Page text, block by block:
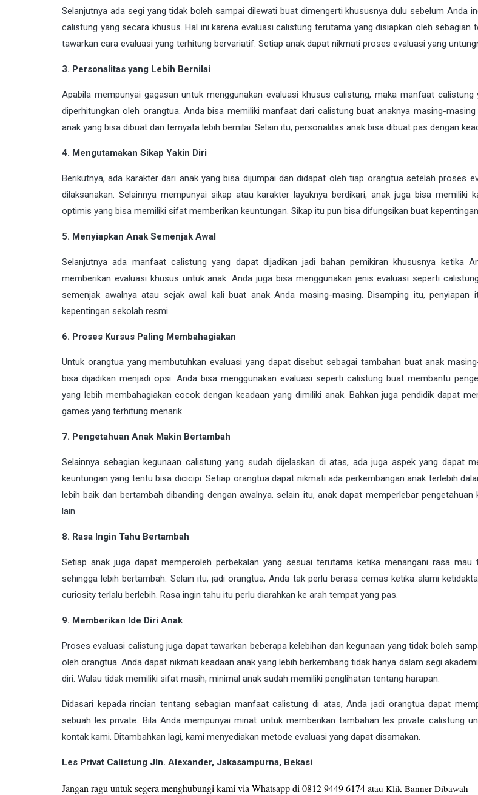
Selanjutnya ada segi yang tidak boleh sampai dilewati buat dimengerti khususnya dulu sebelum Anda
calistung yang secara khusus. Hal ini karena evaluasi calistung terutama yang disiapkan oleh sebagian
tawarkan cara evaluasi yang terhitung bervariatif. Setiap anak dapat nikmati proses evaluasi yang
3. Personalitas yang Lebih Bernilai
Apabila mempunyai gagasan untuk menggunakan evaluasi khusus calistung, maka manfaat calistung
diperhitungkan oleh orangtua. Anda bisa memiliki manfaat dari calistung buat anaknya masing-
anak yang bisa dibuat dan ternyata lebih bernilai. Selain itu, personalitas anak bisa dibuat pas dengan
4. Mengutamakan Sikap Yakin Diri
Berikutnya, ada karakter dari anak yang bisa dijumpai dan didapat oleh tiap orangtua setelah proses
dilaksanakan. Selainnya mempunyai sikap atau karakter layaknya berdikari, anak juga bisa memiliki
optimis yang bisa memiliki sifat memberikan keuntungan. Sikap itu pun bisa difungsikan buat
5. Menyiapkan Anak Semenjak Awal
Selanjutnya ada manfaat calistung yang dapat dijadikan jadi bahan pemikiran khususnya ketika
memberikan evaluasi khusus untuk anak. Anda juga bisa menggunakan jenis evaluasi seperti
semenjak awalnya atau sejak awal kali buat anak Anda masing-masing. Disamping itu, penyiapan
kepentingan sekolah resmi.
6. Proses Kursus Paling Membahagiakan
Untuk orangtua yang membutuhkan evaluasi yang dapat disebut sebagai tambahan buat anak
bisa dijadikan menjadi opsi. Anda bisa menggunakan evaluasi seperti calistung buat membantu
yang lebih membahagiakan cocok dengan keadaan yang dimiliki anak. Bahkan juga pendidik dapat
games yang terhitung menarik.
7. Pengetahuan Anak Makin Bertambah
Selainnya sebagian kegunaan calistung yang sudah dijelaskan di atas, ada juga aspek yang dapat
keuntungan yang tentu bisa dicicipi. Setiap orangtua dapat nikmati ada perkembangan anak terlebih
lebih baik dan bertambah dibanding dengan awalnya. selain itu, anak dapat memperlebar pengetahuan
lain.
8. Rasa Ingin Tahu Bertambah
Setiap anak juga dapat memperoleh perbekalan yang sesuai terutama ketika menangani rasa mau
sehingga lebih bertambah. Selain itu, jadi orangtua, Anda tak perlu berasa cemas ketika alami
curiosity terlalu berlebih. Rasa ingin tahu itu perlu diarahkan ke arah tempat yang pas.
9. Memberikan Ide Diri Anak
Proses evaluasi calistung juga dapat tawarkan beberapa kelebihan dan kegunaan yang tidak boleh
oleh orangtua. Anda dapat nikmati keadaan anak yang lebih berkembang tidak hanya dalam segi
diri. Walau tidak memiliki sifat masih, minimal anak sudah memiliki penglihatan tentang harapan.
Didasari kepada rincian tentang sebagian manfaat calistung di atas, Anda jadi orangtua dapat
sebuah les private. Bila Anda mempunyai minat untuk memberikan tambahan les private calistung
kontak kami. Ditambahkan lagi, kami menyediakan metode evaluasi yang dapat disamakan.
Les Privat Calistung Jln. Alexander, Jakasampurna, Bekasi
Jangan ragu untuk segera menghubungi kami via Whatsapp di 0812 9449 6174 atau Klik Banner Dibawah